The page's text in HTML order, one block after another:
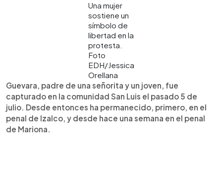
Una mujer
sostiene un
símbolo de
libertad en la
protesta.
Foto
EDH/Jessica
Orellana
Guevara, padre de una señorita y un joven, fue
capturado en la comunidad San Luis el pasado 5 de
julio. Desde entonces ha permanecido, primero, en el
penal de Izalco, y desde hace una semana en el penal
de Mariona.